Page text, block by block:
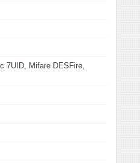
7UID, Mifare DESFire,